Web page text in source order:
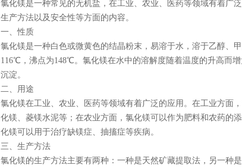
氯化镁是一种常见的无机盐，在工业、农业、医药等领域有着广
生产方法以及安全性等方面的内容。
一、性质
氯化镁是一种白色或微黄色的结晶粉末，易溶于水，溶于乙醇、
116℃，沸点为148℃。氯化镁在水中的溶解度随着温度的升高而
沉淀。
二、用途
氯化镁在工业、农业、医药等领域有着广泛的应用。在工业方面
化镁、菱镁水泥等；在农业方面，氯化镁可以作为肥料和农药的
化镁可以用于治疗缺镁症、抽搐症等疾病。
三、生产方法
氯化镁的生产方法主要有两种：一种是天然矿藏提取法，另一种